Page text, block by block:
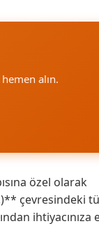
alın.
özel olarak
çevresindeki
ihtiyacınıza